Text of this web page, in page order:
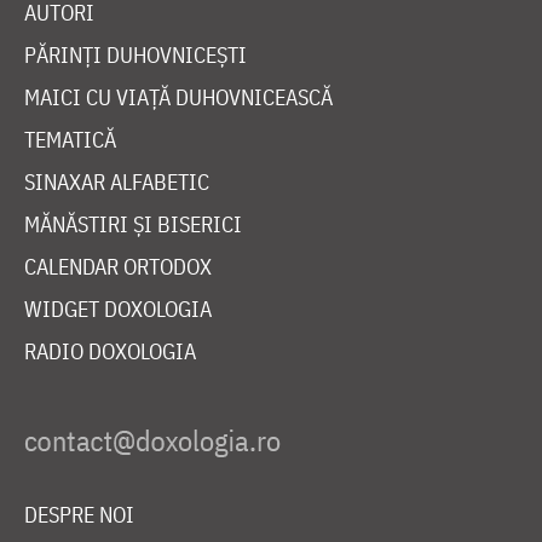
AUTORI
PĂRINȚI DUHOVNICEȘTI
MAICI CU VIAȚĂ DUHOVNICEASCĂ
TEMATICĂ
SINAXAR ALFABETIC
MĂNĂSTIRI ȘI BISERICI
CALENDAR ORTODOX
WIDGET DOXOLOGIA
RADIO DOXOLOGIA
DESPRE NOI